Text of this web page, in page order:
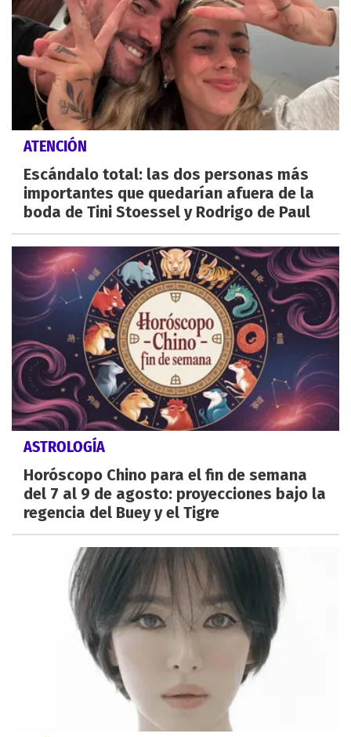
ATENCIÓN
Escándalo total: las dos personas más
importantes que quedarían afuera de la
boda de Tini Stoessel y Rodrigo de Paul
ASTROLOGÍA
Horóscopo Chino para el fin de semana
del 7 al 9 de agosto: proyecciones bajo la
regencia del Buey y el Tigre